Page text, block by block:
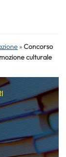
»Concorso
culturale